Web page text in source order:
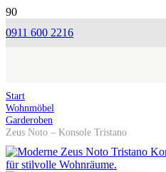
0911 600 2216
Start
Wohnmöbel
Garderoben
Zeus Noto – Konsole Tristano